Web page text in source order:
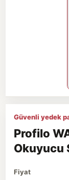
Güvenli yedek
Profilo
Okuyucu
Fiyat